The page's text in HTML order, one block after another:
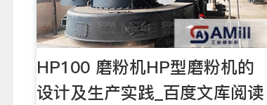
HP100 磨粉机HP型磨粉机的
设计及生产实践_百度文库阅读